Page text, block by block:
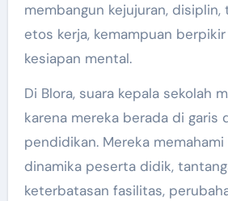
membangun kejujuran, disiplin,
etos kerja, kemampuan
kesiapan mental.
Di Blora, suara kepala sekolah
karena mereka berada di garis
pendidikan. Mereka memahami
dinamika peserta didik,
keterbatasan fasilitas,